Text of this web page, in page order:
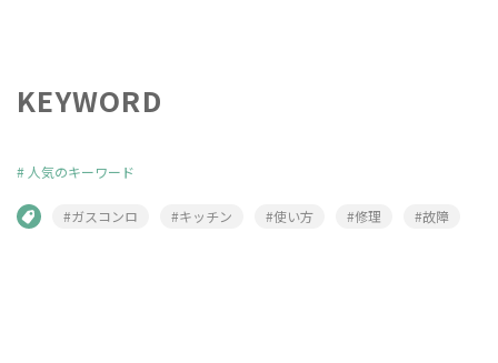
KEYWORD
# 人気のキーワード
#ガスコンロ #キッチン #使い方 #修理 #故障